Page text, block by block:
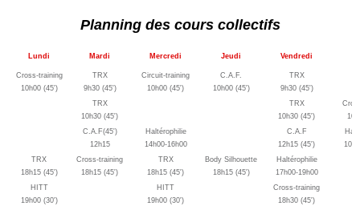
Planning des cours collectifs
Lundi Mardi Mercredi Jeudi Vendredi
Cross-training
10h00 (45')
TRX
9h30 (45')
Circuit-training
10h00 (45')
C.A.F.
10h00 (45')
TRX
9h30 (45')
TRX
10h30 (45')
TRX
10h30 (45')
C.A.F(45')
12h15
Haltérophilie
14h00-16h00
C.A.F
12h15 (45')
TRX
18h15 (45')
Cross-training
18h15 (45')
TRX
18h15 (45')
Body Silhouette
18h15 (45')
Haltérophilie
17h00-19h00
HITT
19h00 (30')
HITT
19h00 (30')
Cross-training
18h30 (45')